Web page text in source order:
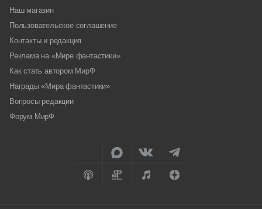
Наш магазин
Пользовательское соглашение
Контакты и редакция
Реклама на «Мире фантастики»
Как стать автором МирФ
Награды «Мира фантастики»
Вопросы редакции
Форум МирФ